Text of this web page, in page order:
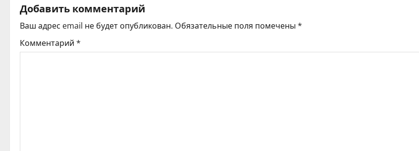
г
а
ц
Добавить комментарий
Ваш адрес email не будет опубликован. Обязательные поля помечены *
Комментарий *